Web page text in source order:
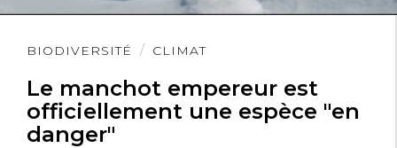
BIODIVERSITÉ CLIMAT
Le manchot empereur est
officiellement une espèce "en
danger"
Lire